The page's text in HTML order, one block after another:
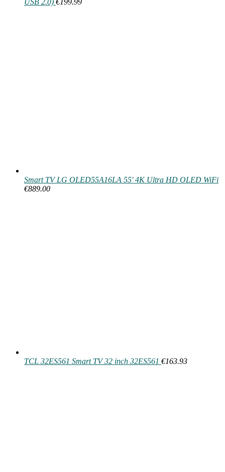
USB 2.0) €199.99
Smart TV LG OLED55A16LA 55' 4K Ultra HD OLED WiFi
€889.00
TCL 32ES561 Smart TV 32 inch 32ES561 €163.93